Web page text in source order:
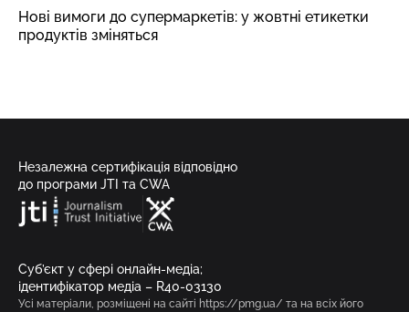
Нові вимоги до супермаркетів: у жовтні етикетки
продуктів зміняться
Незалежна сертифікація відповідно
до програми JTI та CWA
Суб’єкт у сфері онлайн-медіа;
ідентифікатор медіа – R40-03130
Усі матеріали, розміщені на сайті https://pmg.ua/ та на всіх його